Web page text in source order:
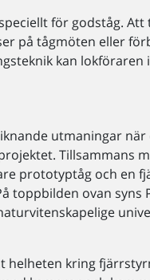
för godståg. Att
på tågmöten eller
kan lokföraren
utmaningar
Tillsammans
prototyptåg och en
toppbilden ovan syns
helheten kring